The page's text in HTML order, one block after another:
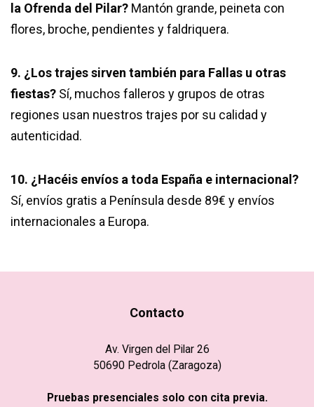
la Ofrenda del Pilar? Mantón grande, peineta con
flores, broche, pendientes y faldriquera.
9. ¿Los trajes sirven también para Fallas u otras
fiestas? Sí, muchos falleros y grupos de otras
regiones usan nuestros trajes por su calidad y
autenticidad.
10. ¿Hacéis envíos a toda España e internacional?
Sí, envíos gratis a Península desde 89€ y envíos
internacionales a Europa.
Contacto
Av. Virgen del Pilar 26
50690 Pedrola (Zaragoza)
Pruebas presenciales solo con cita previa.